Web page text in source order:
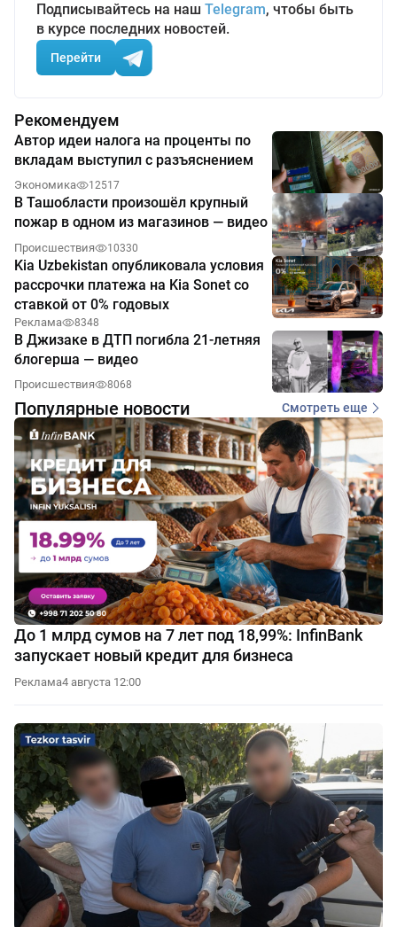
Подписывайтесь на наш Telegram, чтобы быть
в курсе последних новостей.
Перейти
Рекомендуем
Автор идеи налога на проценты по
вкладам выступил с разъяснением
Экономика 12517
В Ташобласти произошёл крупный
пожар в одном из магазинов — видео
Происшествия 10330
Kia Uzbekistan опубликовала условия
рассрочки платежа на Kia Sonet со
ставкой от 0% годовых
Реклама 8348
В Джизаке в ДТП погибла 21-летняя
блогерша — видео
Происшествия 8068
Популярные новости Смотреть еще
До 1 млрд сумов на 7 лет под 18,99%: InfinBank
запускает новый кредит для бизнеса
Реклама4 августа 12:00